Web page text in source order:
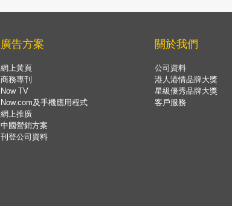
廣告方案
網上黃頁
商務專刊
Now TV
Now.com及手機應用程式
網上推廣
中國營銷方案
刊登公司資料
關於我們
公司資料
港人港情品牌大獎
星級優秀品牌大獎
客戶服務